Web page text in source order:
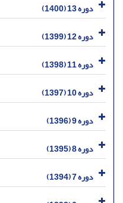
دوره 13 (1400)
دوره 12 (1399)
دوره 11 (1398)
دوره 10 (1397)
دوره 9 (1396)
دوره 8 (1395)
دوره 7 (1394)